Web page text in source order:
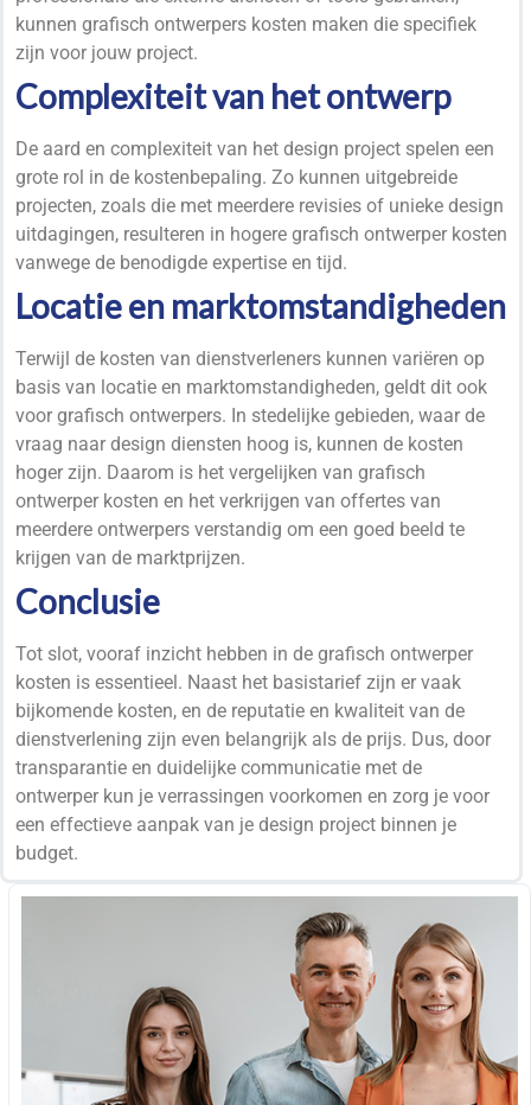
kunnen grafisch ontwerpers kosten maken die specifiek
zijn voor jouw project.
Complexiteit van het ontwerp
De aard en complexiteit van het design project spelen een
grote rol in de kostenbepaling. Zo kunnen uitgebreide
projecten, zoals die met meerdere revisies of unieke design
uitdagingen, resulteren in hogere grafisch ontwerper kosten
vanwege de benodigde expertise en tijd.
Locatie en marktomstandigheden
Terwijl de kosten van dienstverleners kunnen variëren op
basis van locatie en marktomstandigheden, geldt dit ook
voor grafisch ontwerpers. In stedelijke gebieden, waar de
vraag naar design diensten hoog is, kunnen de kosten
hoger zijn. Daarom is het vergelijken van grafisch
ontwerper kosten en het verkrijgen van offertes van
meerdere ontwerpers verstandig om een goed beeld te
krijgen van de marktprijzen.
Conclusie
Tot slot, vooraf inzicht hebben in de grafisch ontwerper
kosten is essentieel. Naast het basistarief zijn er vaak
bijkomende kosten, en de reputatie en kwaliteit van de
dienstverlening zijn even belangrijk als de prijs. Dus, door
transparantie en duidelijke communicatie met de
ontwerper kun je verrassingen voorkomen en zorg je voor
een effectieve aanpak van je design project binnen je
budget.